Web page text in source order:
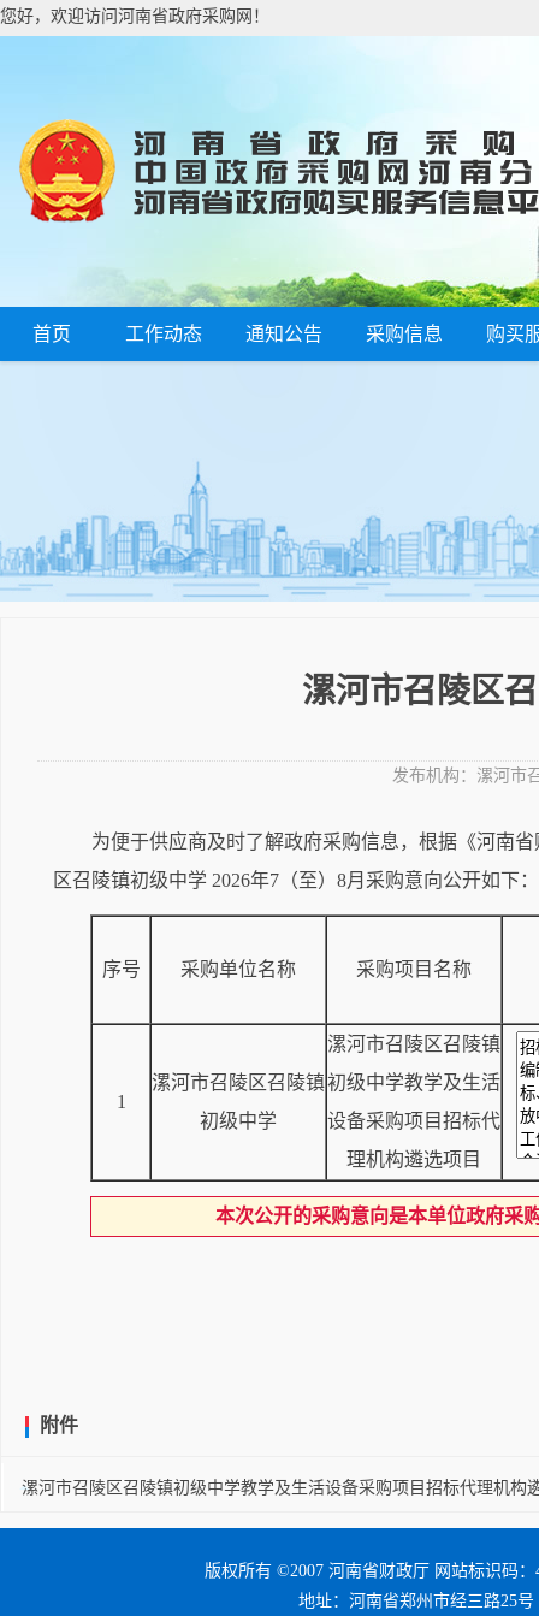
您好，欢迎访问河南省政府采购网！
首页 工作动态 通知公告 采购信息 购买
漯河市召陵区
发布机构： 漯河市
为便于供应商及时了解政府采购信息，根据《河南
区召陵镇初级中学 2026年7（至）8月采购意向公开如下：
序号 采购单位名称 采购项目名称
1
漯河市召陵区召陵镇
初级中学
漯河市召陵区召陵镇
初级中学教学及生活
设备采购项目招标代
理机构遴选项目
本次公开的采购意向是本单位政府采
附件
漯河市召陵区召陵镇初级中学教学及生活设备采购项目招标代理机构
版权所有 ©2007 河南省财政厅 网站标识码：
地址：河南省郑州市经三路25号